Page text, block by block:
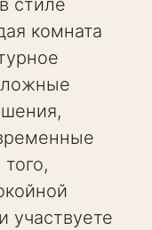
стиле
комната
участвуете